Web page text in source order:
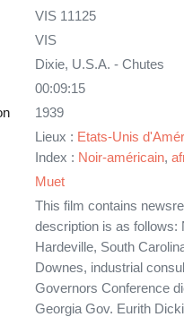
VIS 11125
VIS
Dixie, U.S.A. - Chutes
00:09:15
1939
Lieux : Etats-Unis
Index : Noir-américain,
Muet
This film contains
description is as follows:
Hardeville, South
Downes, industrial
Governors Conference
Georgia Gov. Eurith